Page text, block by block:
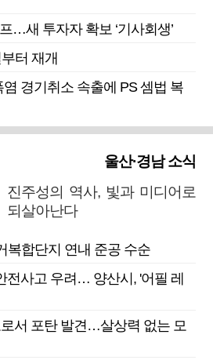
…새 투자자 확보 ‘기사회생’
터 재개
경기취소 속출에 PS 셈법 복
울산·경남 소식
진주성의 역사, 빛과 미디어로
되살아난다
복합단지 연내 준공 수순
전사고 우려… 양산시, '어필 레
서 포탄 발견…살상력 없는 모